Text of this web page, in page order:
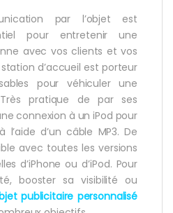
par l’objet est
pour entretenir une
avec vos clients et vos
d’accueil est porteur
pour véhiculer une
pratique de par ses
connexion à un iPod pour
d’un câble MP3. De
avec toutes les versions
d’iPhone ou d’iPod. Pour
booster sa visibilité ou
publicitaire personnalisé